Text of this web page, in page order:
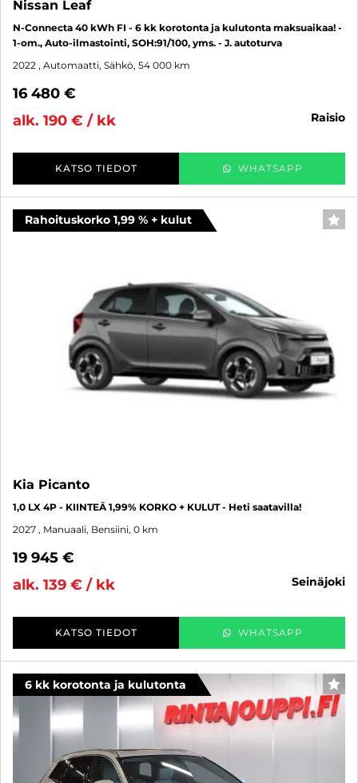
Nissan Leaf
N-Connecta 40 kWh FI - 6 kk korotonta ja kulutonta maksuaikaa! -
1-om., Auto-ilmastointi, SOH:91/100, yms. - J. autoturva
2022 , Automaatti, Sähkö, 54 000 km
16 480 €
alk. 190 € / kk
raisio
KATSO TIEDOT WHATSAPP
Rahoituskorko 1,99 % + kulut
Kia Picanto
1,0 LX 4P - KIINTEÄ 1,99% KORKO + KULUT - Heti saatavilla!
2027 , Manuaali, Bensiini, 0 km
19 945 €
alk. 139 € / kk
seinäjoki
KATSO TIEDOT WHATSAPP
6 kk korotonta ja kulutonta